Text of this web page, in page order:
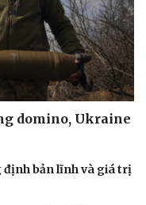
domino, Ukraine
định bản lĩnh và giá trị